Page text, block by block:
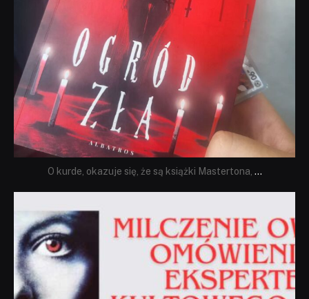
O kurde, okazuje się, że są książki Mastertona, ...
Sie 19